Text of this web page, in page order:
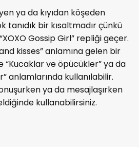
ya da kıyıdan köşeden
tanıdık bir kısaltmadır çünkü
Gossip Girl” repliği geçer.
kisses” anlamına gelen bir
“Kucaklar ve öpücükler” ya da
anlamlarında kullanılabilir.
ya da mesajlaşırken
kullanabilirsiniz.